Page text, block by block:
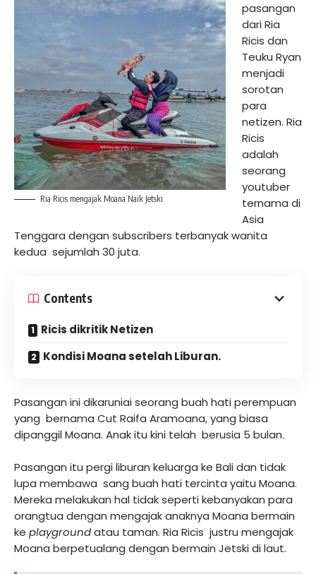
Ria Ricis mengajak Moana Naik Jetski
pasangan
dari Ria
Ricis dan
Teuku Ryan
menjadi
sorotan
para
netizen. Ria
Ricis
adalah
seorang
youtuber
ternama di
Asia
Tenggara dengan subscribers terbanyak wanita
kedua sejumlah 30 juta.
Contents
Ricis dikritik Netizen
Kondisi Moana setelah Liburan.
Pasangan ini dikaruniai seorang buah hati perempuan
yang bernama Cut Raifa Aramoana, yang biasa
dipanggil Moana. Anak itu kini telah berusia 5 bulan.
Pasangan itu pergi liburan keluarga ke Bali dan tidak
lupa membawa sang buah hati tercinta yaitu Moana.
Mereka melakukan hal tidak seperti kebanyakan para
orangtua dengan mengajak anaknya Moana bermain
ke playgroundatau taman. Ria Ricis justru mengajak
Moana berpetualang dengan bermain Jetski di laut.